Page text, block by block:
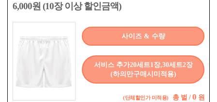
6,000원 (10장 이상 할인금액)
사이즈 & 수량
서비스 추가20세트1장,30세트2장
(하의만구매시미적용)
(단체할인가 미적용) 총 벌 / 0 원